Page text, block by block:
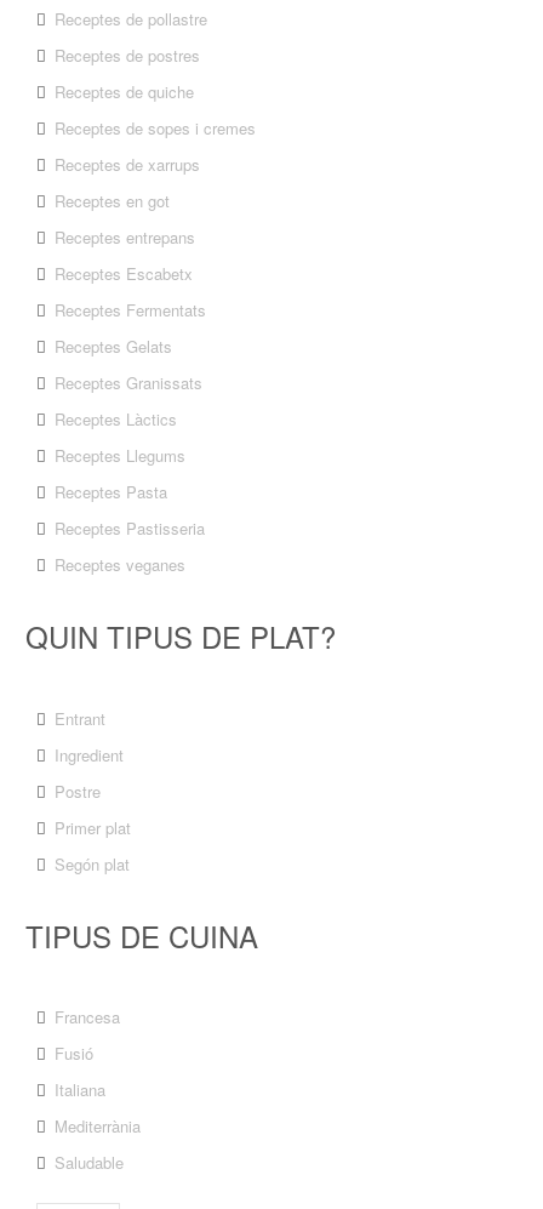
Receptes de pollastre
Receptes de postres
Receptes de quiche
Receptes de sopes i cremes
Receptes de xarrups
Receptes en got
Receptes entrepans
Receptes Escabetx
Receptes Fermentats
Receptes Gelats
Receptes Granissats
Receptes Làctics
Receptes Llegums
Receptes Pasta
Receptes Pastisseria
Receptes veganes
QUIN TIPUS DE PLAT?
Entrant
Ingredient
Postre
Primer plat
Segón plat
TIPUS DE CUINA
Francesa
Fusió
Italiana
Mediterrània
Saludable